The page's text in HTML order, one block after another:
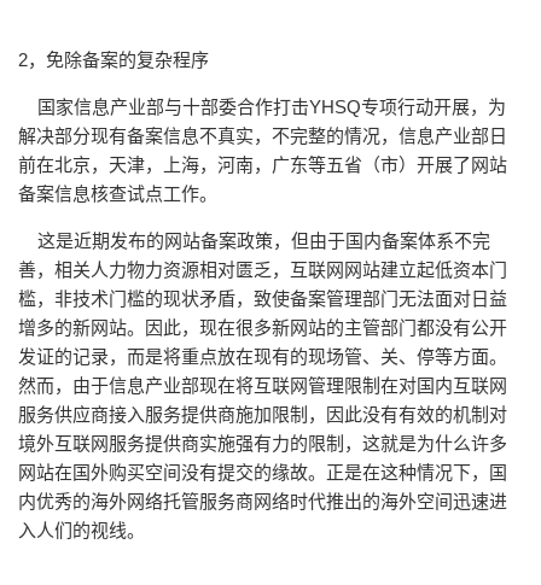
2，免除备案的复杂程序
国家信息产业部与十部委合作打击YHSQ专项行动开展，为
解决部分现有备案信息不真实，不完整的情况，信息产业部日
前在北京，天津，上海，河南，广东等五省（市）开展了网站
备案信息核查试点工作。
这是近期发布的网站备案政策，但由于国内备案体系不完
善，相关人力物力资源相对匮乏，互联网网站建立起低资本门
槛，非技术门槛的现状矛盾，致使备案管理部门无法面对日益
增多的新网站。因此，现在很多新网站的主管部门都没有公开
发证的记录，而是将重点放在现有的现场管、关、停等方面。
然而，由于信息产业部现在将互联网管理限制在对国内互联网
服务供应商接入服务提供商施加限制，因此没有有效的机制对
境外互联网服务提供商实施强有力的限制，这就是为什么许多
网站在国外购买空间没有提交的缘故。正是在这种情况下，国
内优秀的海外网络托管服务商网络时代推出的海外空间迅速进
入人们的视线。